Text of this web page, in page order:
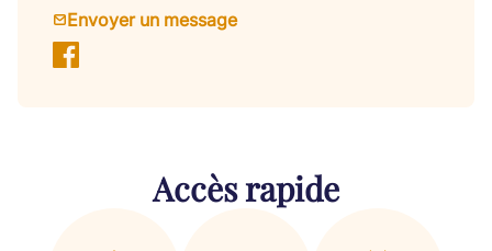
Envoyer un message
Accès rapide